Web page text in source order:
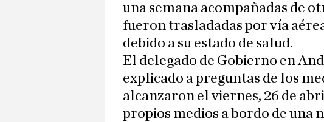
una semana acompañadas de
fueron trasladadas por vía
debido a su estado de salud.
El delegado de Gobierno en
explicado a preguntas de los
alcanzaron el viernes, 26 de
propios medios a bordo de una